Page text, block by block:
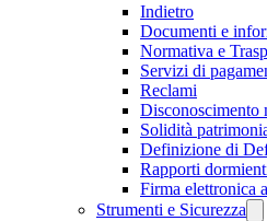
Indietro
Documenti e
Normativa e
Servizi di
Reclami
Disconoscimento
Solidità
Definizione di
Rapporti
Firma elettronica
Strumenti e Sicurezza